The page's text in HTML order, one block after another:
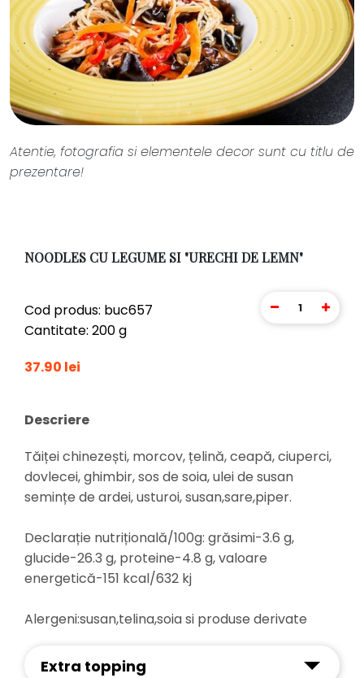
Atentie, fotografia si elementele decor sunt cu titlu de
prezentare!
NOODLES CU LEGUME SI "URECHI DE LEMN"
Cod produs: buc657
Cantitate: 200 g
37.90 lei
1
Descriere
Tăiței chinezești, morcov, țelină, ceapă, ciuperci,
dovlecei, ghimbir, sos de soia, ulei de susan
semințe de ardei, usturoi, susan,sare,piper.
Declarație nutrițională/100g: grăsimi-3.6 g,
glucide-26.3 g, proteine-4.8 g, valoare
energetică-151 kcal/632 kj
Alergeni:susan,telina,soia si produse derivate
Extra topping